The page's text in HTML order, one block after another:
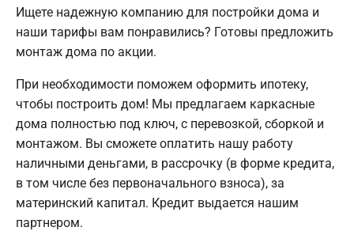
Ищете надежную компанию для постройки дома и
наши тарифы вам понравились? Готовы предложить
монтаж дома по акции.
При необходимости поможем оформить ипотеку,
чтобы построить дом! Мы предлагаем каркасные
дома полностью под ключ, с перевозкой, сборкой и
монтажом. Вы сможете оплатить нашу работу
наличными деньгами, в рассрочку (в форме кредита,
в том числе без первоначального взноса), за
материнский капитал. Кредит выдается нашим
партнером.